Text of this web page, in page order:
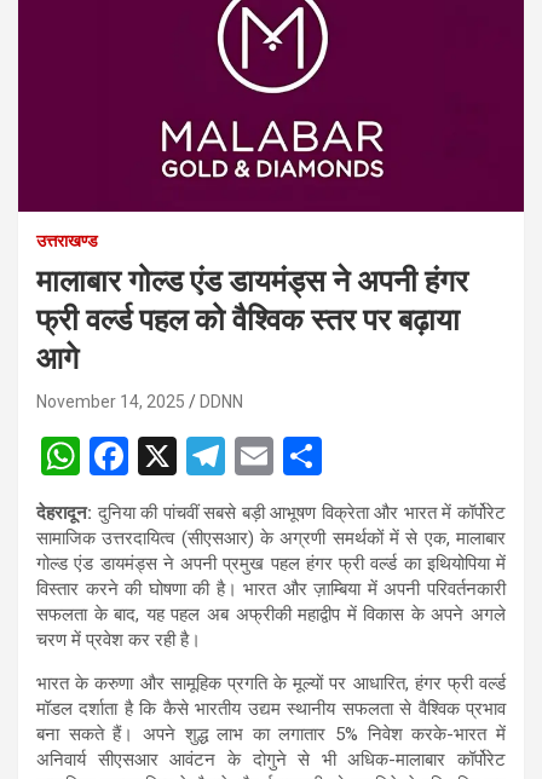
उत्तराखण्ड
मालाबार गोल्ड एंड डायमंड्स ने अपनी हंगर
फ्री वर्ल्ड पहल को वैश्विक स्तर पर बढ़ाया
आगे
November 14, 2025 DDNN
W
h
at
s
A
p
p
F
a
ce
b
o
o
k
X
T
el
e
gr
a
E
m
ail
h
ar
e
देहरादून: दुनिया की पांचवीं सबसे बड़ी आभूषण विक्रेता और भारत में कॉर्पोरेट
सामाजिक उत्तरदायित्व (सीएसआर) के अग्रणी समर्थकों में से एक, मालाबार
गोल्ड एंड डायमंड्स ने अपनी प्रमुख पहल हंगर फ्री वर्ल्ड का इथियोपिया में
विस्तार करने की घोषणा की है। भारत और ज़ाम्बिया में अपनी परिवर्तनकारी
सफलता के बाद, यह पहल अब अफ्रीकी महाद्वीप में विकास के अपने अगले
चरण में प्रवेश कर रही है।
भारत के करुणा और सामूहिक प्रगति के मूल्यों पर आधारित, हंगर फ्री वर्ल्ड
मॉडल दर्शाता है कि कैसे भारतीय उद्यम स्थानीय सफलता से वैश्विक प्रभाव
बना सकते हैं। अपने शुद्ध लाभ का लगातार 5% निवेश करके-भारत में
अनिवार्य सीएसआर आवंटन के दोगुने से भी अधिक-मालाबार कॉर्पोरेट